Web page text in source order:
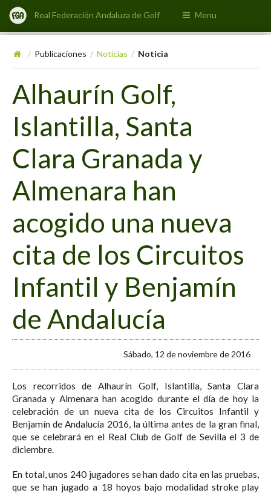
Real Federación Andaluza de Golf Menu
/ Publicaciones / Noticias / Noticia
Alhaurín Golf,
Islantilla, Santa
Clara Granada y
Almenara han
acogido una nueva
cita de los Circuitos
Infantil y Benjamín
de Andalucía
Sábado, 12 de noviembre de 2016
Los recorridos de Alhaurín Golf, Islantilla, Santa Clara
Granada y Almenara han acogido durante el día de hoy la
celebración de un nueva cita de los Circuitos Infantil y
Benjamín de Andalucía 2016, la última antes de la gran final,
que se celebrará en el Real Club de Golf de Sevilla el 3 de
diciembre.
En total, unos 240 jugadores se han dado cita en las pruebas,
que se han jugado a 18 hoyos bajo modalidad stroke play